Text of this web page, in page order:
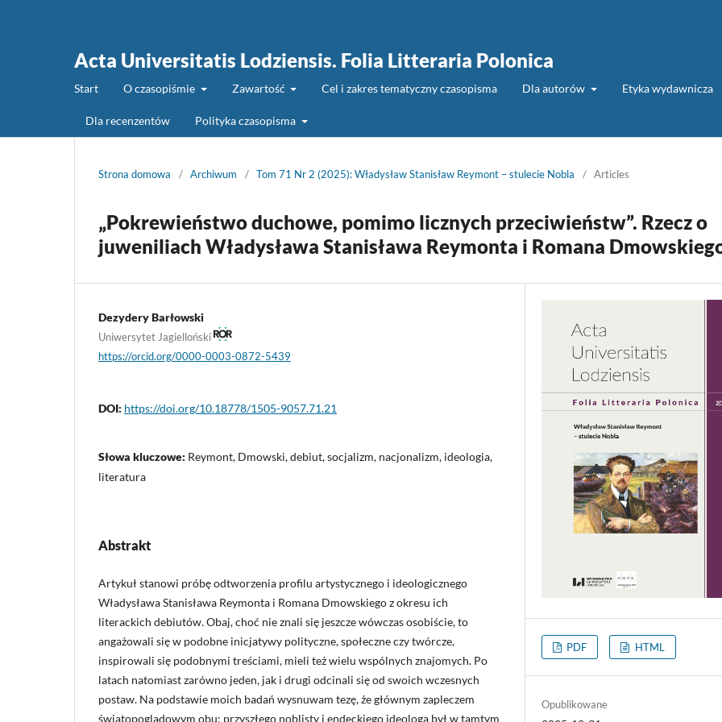
Acta Universitatis Lodziensis. Folia Litteraria Polonica
Start O czasopiśmie Zawartość Cel i zakres tematyczny czasopisma Dla autorów Etyka wydawnicza
Dla recenzentów Polityka czasopisma
Strona domowa / Archiwum / Tom 71 Nr 2 (2025): Władysław Stanisław Reymont – stulecie Nobla / Articles
„Pokrewieństwo duchowe, pomimo licznych przeciwieństw”. Rzecz o
juweniliach Władysława Stanisława Reymonta i Romana
Dezydery Barłowski
Uniwersytet Jagielloński
https://orcid.org/0000-0003-0872-5439
DOI: https://doi.org/10.18778/1505-9057.71.21
Słowa kluczowe: Reymont, Dmowski, debiut, socjalizm, nacjonalizm, ideologia,
literatura
Abstrakt
Artykuł stanowi próbę odtworzenia profilu artystycznego i ideologicznego
Władysława Stanisława Reymonta i Romana Dmowskiego z okresu ich
literackich debiutów. Obaj, choć nie znali się jeszcze wówczas osobiście, to
angażowali się w podobne inicjatywy polityczne, społeczne czy twórcze,
inspirowali się podobnymi treściami, mieli też wielu wspólnych znajomych. Po
latach natomiast zarówno jeden, jak i drugi odcinali się od swoich wczesnych
postaw. Na podstawie moich badań wysnuwam tezę, że głównym zapleczem
światopoglądowym obu: przyszłego noblisty i endeckiego ideologa był w tamtym
PDF HTML
Opublikowane